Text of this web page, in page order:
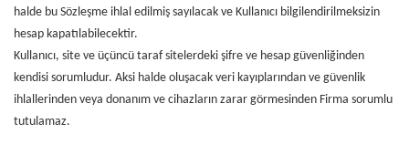
halde bu Sözleşme ihlal edilmiş sayılacak ve Kullanıcı bilgilendirilmeksizin
hesap kapatılabilecektir.
Kullanıcı, site ve üçüncü taraf sitelerdeki şifre ve hesap güvenliğinden
kendisi sorumludur. Aksi halde oluşacak veri kayıplarından ve güvenlik
ihlallerinden veya donanım ve cihazların zarar görmesinden Firma sorumlu
tutulamaz.